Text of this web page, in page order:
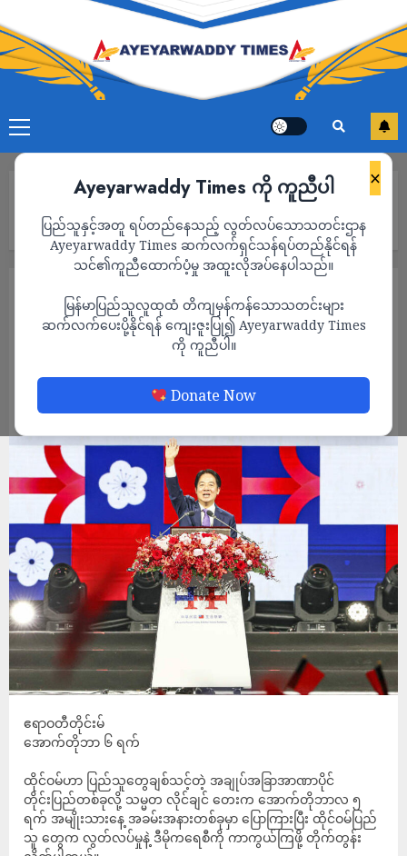
×
Ayeyarwaddy Times ကို ကူညီပါ
ပြည်သူနှင့်အတူ ရပ်တည်နေသည့် လွတ်လပ်သောသတင်းဌာန
Ayeyarwaddy Times ဆက်လက်ရှင်သန်ရပ်တည်နိုင်ရန်
သင်၏ကူညီထောက်ပံ့မှု အထူးလိုအပ်နေပါသည်။
မြန်မာပြည်သူလူထုထံ တိကျမှန်ကန်သောသတင်းများ
ဆက်လက်ပေးပို့နိုင်ရန် ကျေးဇူးပြု၍ Ayeyarwaddy Times
ကို ကူညီပါ။
Donate Now
တိုင်းပြည်တစ်ခုလို့ သမ္မတ လိုင်ချင်တေး ဆို
နိုင်ငံတကာ သတင်း
ထိုင်ဝမ်က တရုတ်ရဲ့ ပိုင်နက်မဟုတ်ဘဲ
အချုပ်အခြာအာဏာပိုင် တိုင်းပြည်တစ်ခုလို့
သမ္မတ လိုင်ချင်တေး ဆို
ADMIN OCTOBER 7, 2024
ဧရာဝတီတိုင်းမ်
အောက်တိုဘာ ၆ ရက်
ထိုင်ဝမ်ဟာ ပြည်သူတွေချစ်သင့်တဲ့ အချုပ်အခြာအာဏာပိုင်
တိုင်းပြည်တစ်ခုလို့ သမ္မတ လိုင်ချင် တေးက အောက်တိုဘာလ ၅
ရက် အမျိုးသားနေ့ အခမ်းအနားတစ်ခုမှာ ပြောကြားပြီး ထိုင်ဝမ်ပြည်
သူ တွေက လွတ်လပ်မှုနဲ့ ဒီမိုကရေစီကို ကာကွယ်ကြဖို့ တိုက်တွန်း